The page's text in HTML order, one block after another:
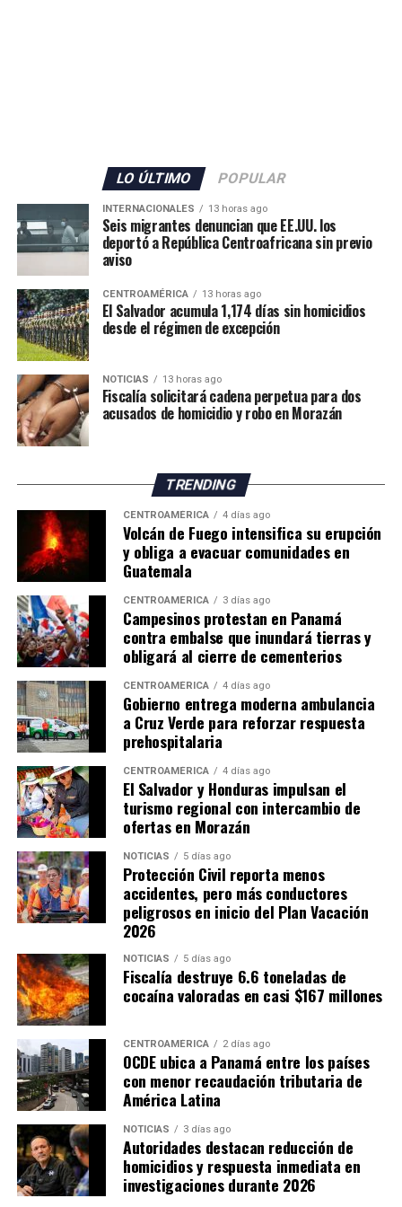
«Envía otro mensaje claro: los delincuentes no tienen
dónde esconderse», expresó el diplomático, quien
añadió que la cooperación entre ambos países para
desmantelar los cárteles y llevar ante la justicia a los
responsables de delitos violentos continúa dando
resultados.
LO ÚLTIMO POPULAR
INTERNACIONALES 13 horas ago
Seis migrantes denuncian que EE.UU. los
deportó a República Centroafricana sin previo
aviso
CENTROAMÉRICA 13 horas ago
El Salvador acumula 1,174 días sin homicidios
desde el régimen de excepción
NOTICIAS 13 horas ago
Fiscalía solicitará cadena perpetua para dos
acusados de homicidio y robo en Morazán
TRENDING
CENTROAMÉRICA 4 días ago
Volcán de Fuego intensifica su erupción
y obliga a evacuar comunidades en
Guatemala
CENTROAMÉRICA 3 días ago
Campesinos protestan en Panamá
contra embalse que inundará tierras y
obligará al cierre de cementerios
CENTROAMÉRICA 4 días ago
Gobierno entrega moderna ambulancia
a Cruz Verde para reforzar respuesta
prehospitalaria
CENTROAMÉRICA 4 días ago
El Salvador y Honduras impulsan el
turismo regional con intercambio de
ofertas en Morazán
NOTICIAS 5 días ago
Protección Civil reporta menos
accidentes, pero más conductores
peligrosos en inicio del Plan Vacación
2026
NOTICIAS 5 días ago
Fiscalía destruye 6.6 toneladas de
cocaína valoradas en casi $167 millones
CENTROAMÉRICA 2 días ago
OCDE ubica a Panamá entre los países
con menor recaudación tributaria de
América Latina
NOTICIAS 3 días ago
Autoridades destacan reducción de
homicidios y respuesta inmediata en
investigaciones durante 2026